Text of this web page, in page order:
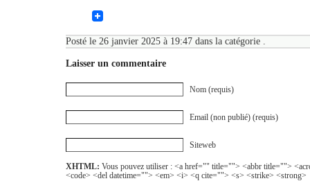
Posté le 26 janvier 2025 à 19:47 dans la catégorie .
Laisser un commentaire
Nom (requis)
Email (non publié) (requis)
Siteweb
XHTML: Vous pouvez utiliser : <a href="" title=""> <abbr title="">
<code> <del datetime=""> <em> <i> <q cite=""> <s> <strike> <strong>